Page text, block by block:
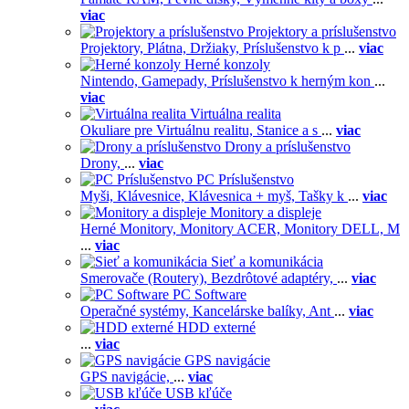
viac
Projektory a príslušenstvo
Projektory, Plátna, Držiaky, Príslušenstvo k p ... viac
Herné konzoly
Nintendo, Gamepady, Príslušenstvo k herným kon ...
viac
Virtuálna realita
Okuliare pre Virtuálnu realitu, Stanice a s ... viac
Drony a príslušenstvo
Drony, ... viac
PC Príslušenstvo
Myši, Klávesnice, Klávesnica + myš, Tašky k ... viac
Monitory a displeje
Herné Monitory, Monitory ACER, Monitory DELL, M
... viac
Sieť a komunikácia
Smerovače (Routery), Bezdrôtové adaptéry, ... viac
PC Software
Operačné systémy, Kancelárske balíky, Ant ... viac
HDD externé
... viac
GPS navigácie
GPS navigácie, ... viac
USB kľúče